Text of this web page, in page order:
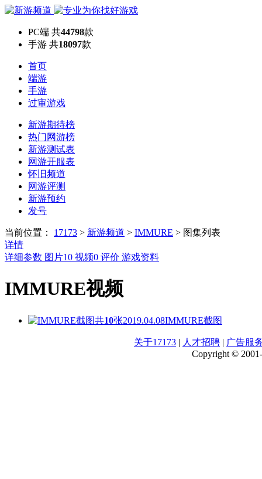
PC端 共44798款
手游 共18097款
首页
端游
手游
过审游戏
新游期待榜
热门网游榜
新游测试表
网游开服表
怀旧频道
网游评测
新游预约
发号
当前位置： 17173 > 新游频道 > IMMURE > 图集列表
详情
详细参数 图片10 视频0 评价 游戏资料
IMMURE视频
共10张2019.04.08IMMURE截图
关于17173 | 人才招聘 | 广告服
Copyright ©